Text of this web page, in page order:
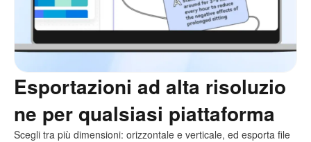
Esportazioni ad alta risoluzio
ne per qualsiasi piattaforma
Scegli tra più dimensioni: orizzontale e verticale, ed esporta file